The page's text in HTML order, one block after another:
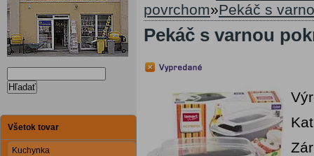
Hľadať
Všetok tovar
Kuchynka
povrchom»Pekáč s
Pekáč s varnou